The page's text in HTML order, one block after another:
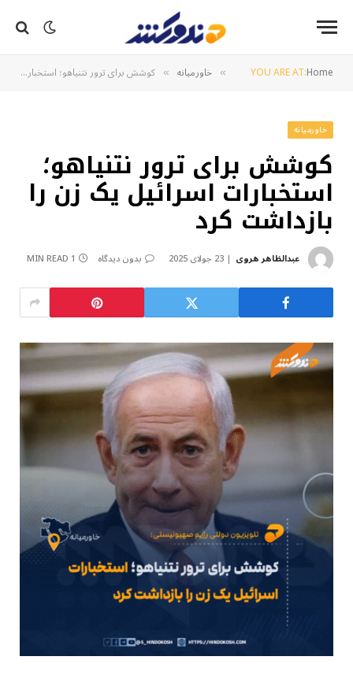
YOU ARE AT:Home
» خاورمیانه » کوشش برای ترور نتنیاهو؛ استخبارات اسرائیل یک زن را بازداشت کرد
خاورمیانه
کوشش برای ترور نتنیاهو؛
استخبارات اسرائیل یک زن را
بازداشت کرد
عبدالظاهر هروی 23 جولای 2025 بدون دیدگاه 1 MIN READ